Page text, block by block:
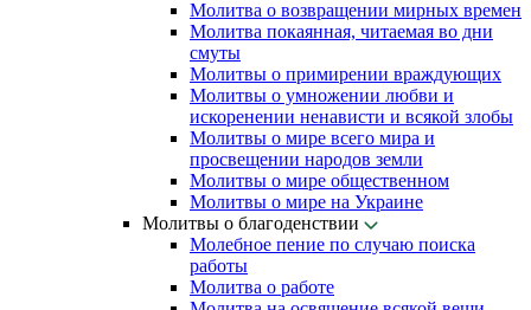
Молитва о возвращении мирных времен
Молитва покаянная, читаемая во дни
смуты
Молитвы о примирении враждующих
Молитвы о умножении любви и
искоренении ненависти и всякой злобы
Молитвы о мире всего мира и
просвещении народов земли
Молитвы о мире общественном
Молитвы о мире на Украине
Молитвы о благоденствии
Молебное пение по случаю поиска
работы
Молитва о работе